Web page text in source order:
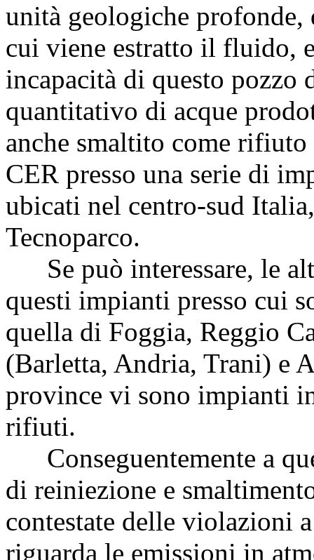
unità geologiche
cui viene estratto il fluido,
incapacità di questo
quantitativo di acque
anche smaltito come
CER presso una serie di
ubicati nel centro-sud
Tecnoparco.
Se può interessare, le
questi impianti presso cui
quella di Foggia, Reggio
(Barletta, Andria, Trani) e
province vi sono impianti
rifiuti.
Conseguentemente a
di reiniezione e
contestate delle violazioni
riguarda le emissioni in